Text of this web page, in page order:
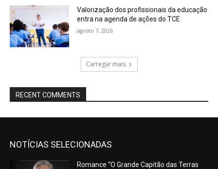
Valorização dos profissionais da educação
entra na agenda de ações do TCE
agosto 7, 2026
Carregar mais
RECENT COMMENTS
NOTÍCIAS SELECIONADAS
Romance “O Grande Capitão das Terras